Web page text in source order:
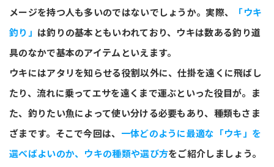
メージを持つ人も多いのではないでしょうか。実際、
「ウキ
釣り」 は釣りの基本ともいわれており、ウキは数ある釣り道
具のなかで基本のアイテムといえます。
ウキにはアタリを知らせる役割以外に、仕掛を遠くに飛ばし
たり、流れに乗ってエサを遠くまで運ぶといった役目が。ま
た、釣りたい魚によって使い分ける必要もあり、種類もさま
ざまです。そこで今回は、 一体どのように最適な「ウキ」を
選べばよいのか、ウキの種類や選び方をご紹介しましょう。